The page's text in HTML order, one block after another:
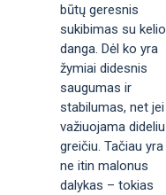
būtų geresnis
sukibimas su kelio
danga. Dėl ko yra
žymiai didesnis
saugumas ir
stabilumas, net jei
važiuojama dideliu
greičiu. Tačiau yra
ne itin malonus
dalykas – tokias